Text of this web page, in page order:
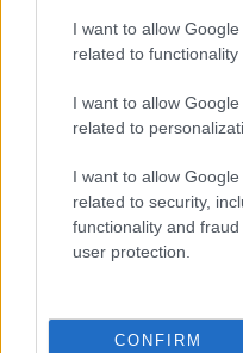
I want to allow
related to
I want to allow
related to
I want to allow
related to security,
functionality and
user protection.
CONFIRM
rientro
per riallineare
formativo e
Stabilire traguardi
stress e favorisce la
Una checklist
accessi, rivedere
le coperture residue
colleghi, così da